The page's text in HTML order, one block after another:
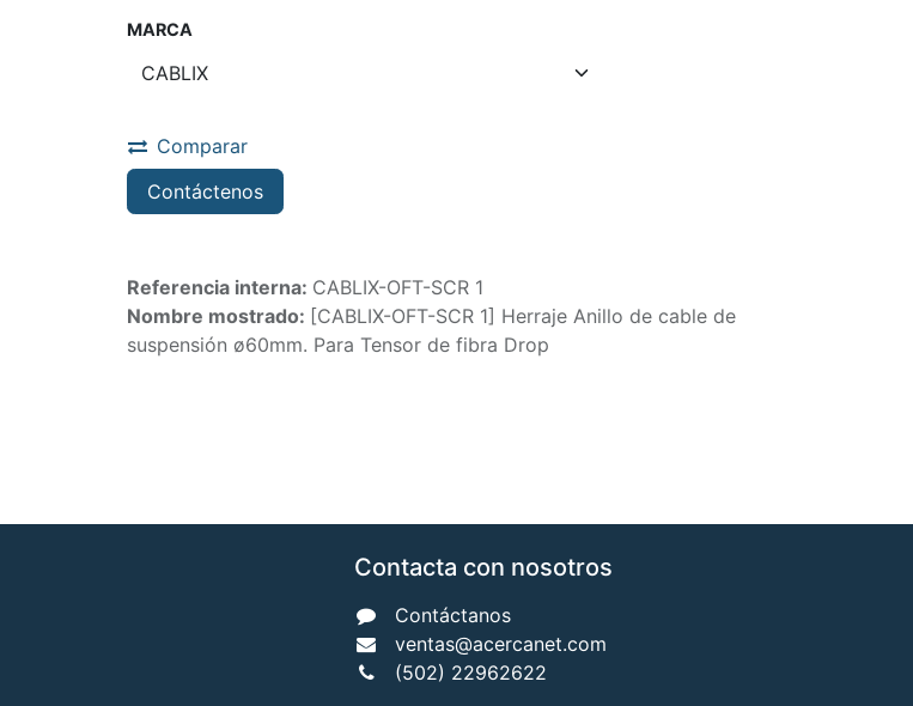
MARCA
Comparar
Contáctenos
Referencia interna: CABLIX-OFT-SCR 1
Nombre mostrado: [CABLIX-OFT-SCR 1] Herraje Anillo de cable de
suspensión ø60mm. Para Tensor de fibra Drop
Contacta con nosotros
Contáctanos
ventas@acercanet.com
(502) 22962622